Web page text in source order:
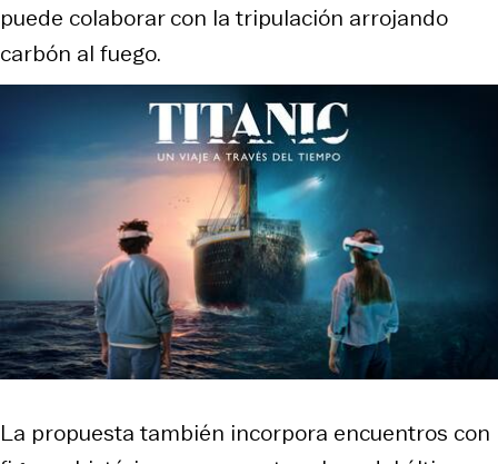
puede colaborar con la tripulación arrojando
carbón al fuego.
La propuesta también incorpora encuentros con